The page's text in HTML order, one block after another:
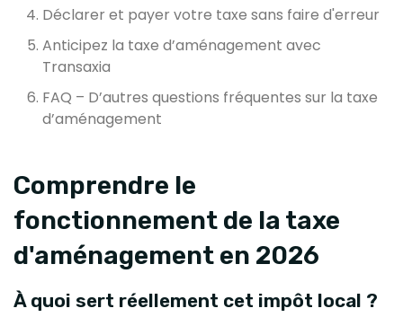
Déclarer et payer votre taxe sans faire d'erreur
Anticipez la taxe d’aménagement avec
Transaxia
FAQ – D’autres questions fréquentes sur la taxe
d’aménagement
Comprendre le
fonctionnement de la taxe
d'aménagement en 2026
À quoi sert réellement cet impôt local ?